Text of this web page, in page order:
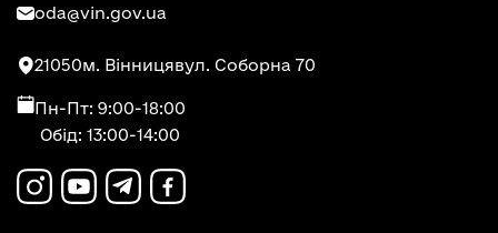
oda@vin.gov.ua
21050м. Вінницявул. Соборна 70
Пн-Пт: 9:00-18:00
Обід: 13:00-14:00